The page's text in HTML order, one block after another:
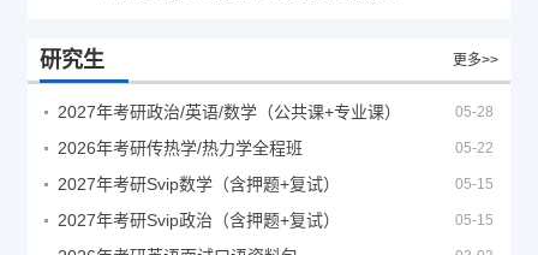
研究生 更多>>
2027年考研政治/英语/数学（公共课+专业课） 05-28
2026年考研传热学/热力学全程班 05-22
2027年考研Svip数学（含押题+复试） 05-15
2027年考研Svip政治（含押题+复试） 05-15